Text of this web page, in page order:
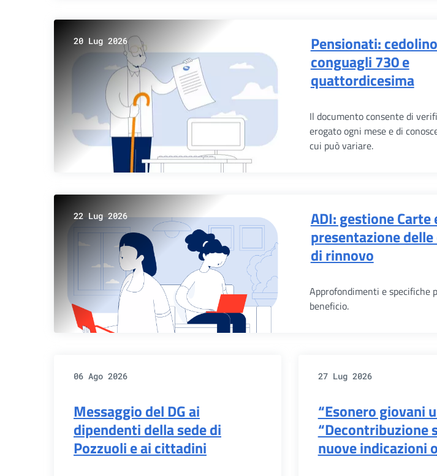
20 Lug 2026
Pensionati:
conguagli 730 e
quattordicesima
Il documento consente di
erogato ogni mese e di
cui può variare.
22 Lug 2026
ADI: gestione Carte
presentazione
di rinnovo
Approfondimenti e specifiche
beneficio.
06 Ago 2026
Messaggio del DG ai
dipendenti della sede di
Pozzuoli e ai cittadini
27 Lug 2026
“Esonero giovani
“Decontribuzione
nuove indicazioni